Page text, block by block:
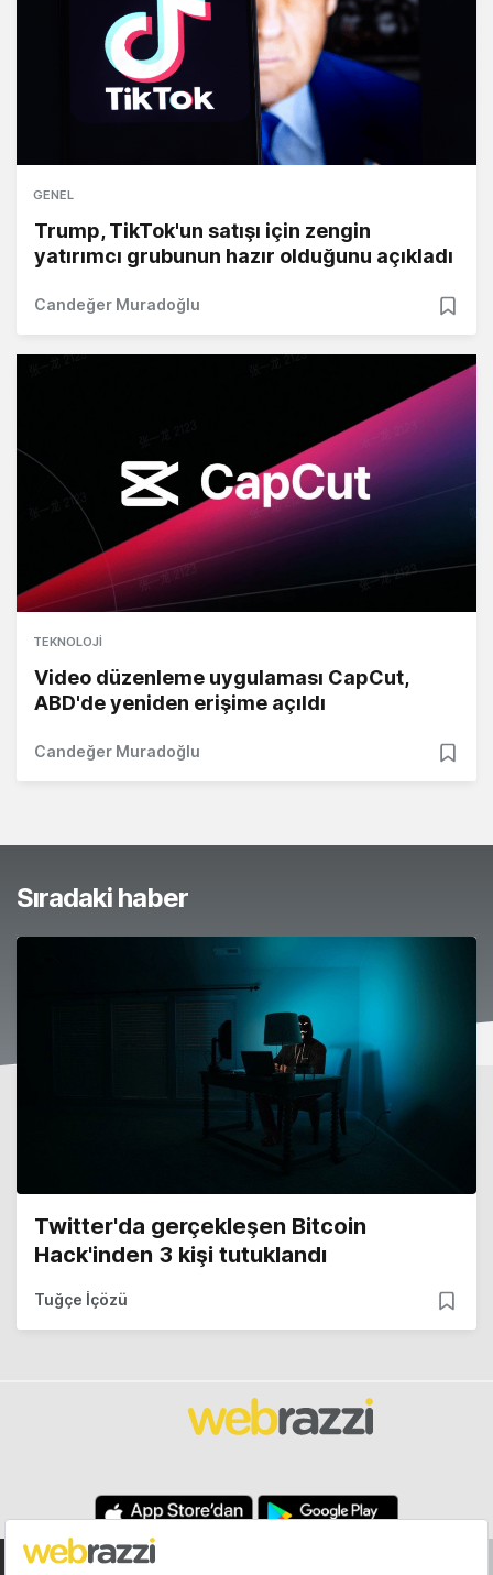
GENEL
Trump, TikTok'un satışı için zengin
yatırımcı grubunun hazır olduğunu açıkladı
Candeğer Muradoğlu
TEKNOLOJI
Video düzenleme uygulaması CapCut,
ABD'de yeniden erişime açıldı
Candeğer Muradoğlu
Sıradaki haber
Twitter'da gerçekleşen Bitcoin
Hack'inden 3 kişi tutuklandı
Tuğçe İçözü